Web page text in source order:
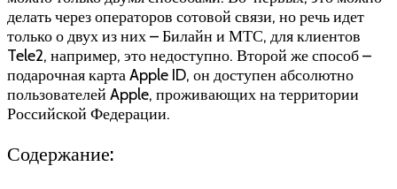
делать через операторов сотовой связи, но речь идет
только о двух из них – Билайн и МТС, для клиентов
Tele2, например, это недоступно. Второй же способ –
подарочная карта Apple ID, он доступен абсолютно
пользователей Apple, проживающих на территории
Российской Федерации.
Содержание: